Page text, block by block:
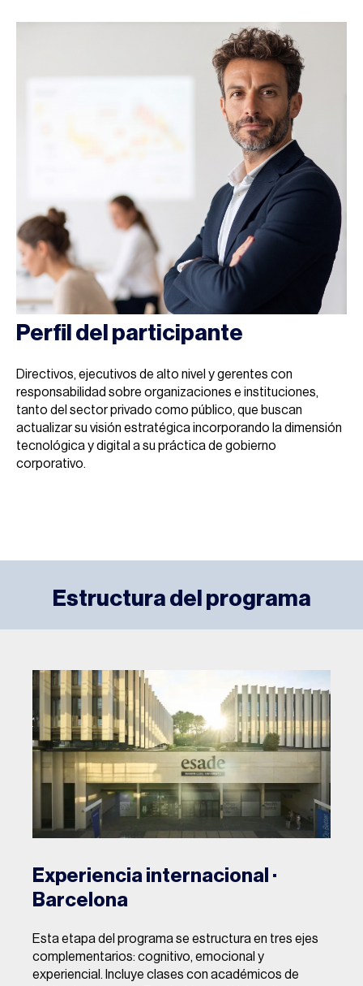
Perfil del participante
Directivos, ejecutivos de alto nivel y gerentes con
responsabilidad sobre organizaciones e instituciones,
tanto del sector privado como público, que buscan
actualizar su visión estratégica incorporando la dimensión
tecnológica y digital a su práctica de gobierno
corporativo.
Estructura del programa
Experiencia internacional ·
Barcelona
Esta etapa del programa se estructura en tres ejes
complementarios: cognitivo, emocional y
experiencial. Incluye clases con académicos de